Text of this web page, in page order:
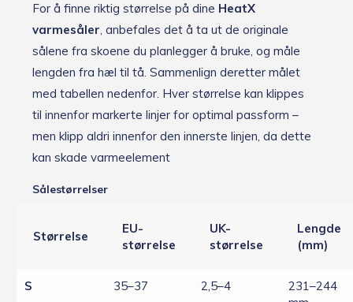
For å finne riktig størrelse på dine HeatX
varmesåler, anbefales det å ta ut de originale
sålene fra skoene du planlegger å bruke, og måle
lengden fra hæl til tå. Sammenlign deretter målet
med tabellen nedenfor. Hver størrelse kan klippes
til innenfor markerte linjer for optimal passform –
men klipp aldri innenfor den innerste linjen, da dette
kan skade varmeelement
Sålestørrelser
Størrelse
EU-
størrelse
UK-
størrelse
Lengde
(mm)
S 35–37 2,5–4
231–244